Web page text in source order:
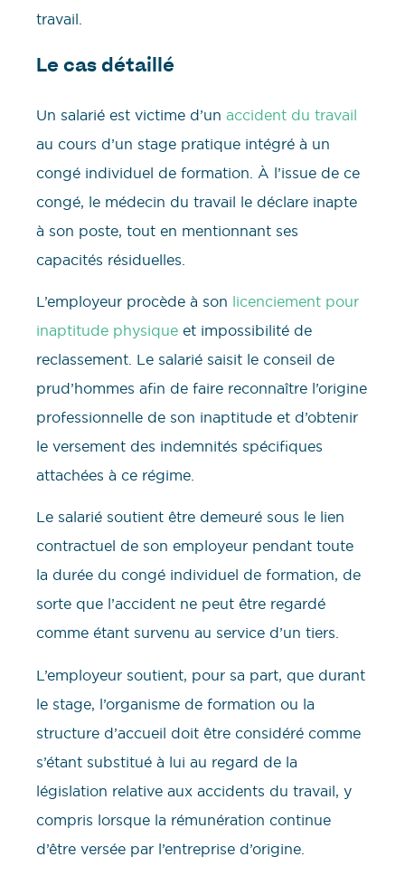
travail.
Le cas détaillé
Un salarié est victime d’un accident du travail
au cours d’un stage pratique intégré à un
congé individuel de formation. À l’issue de ce
congé, le médecin du travail le déclare inapte
à son poste, tout en mentionnant ses
capacités résiduelles.
L’employeur procède à son licenciement pour
inaptitude physique et impossibilité de
reclassement. Le salarié saisit le conseil de
prud’hommes afin de faire reconnaître l’origine
professionnelle de son inaptitude et d’obtenir
le versement des indemnités spécifiques
attachées à ce régime.
Le salarié soutient être demeuré sous le lien
contractuel de son employeur pendant toute
la durée du congé individuel de formation, de
sorte que l’accident ne peut être regardé
comme étant survenu au service d’un tiers.
L’employeur soutient, pour sa part, que durant
le stage, l’organisme de formation ou la
structure d’accueil doit être considéré comme
s’étant substitué à lui au regard de la
législation relative aux accidents du travail, y
compris lorsque la rémunération continue
d’être versée par l’entreprise d’origine.